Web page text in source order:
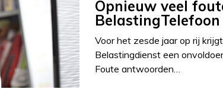
Opnieuw veel
BelastingTelefoon
Voor het zesde jaar op rij
Belastingdienst een
Foute antwoorden…